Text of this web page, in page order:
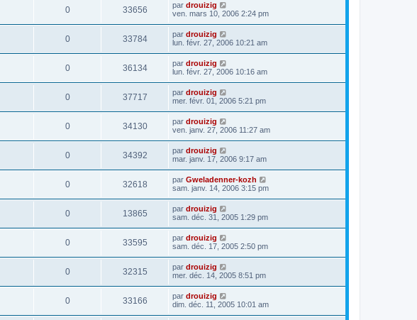
0 33656 par drouizig
ven. mars 10, 2006 2:24 pm
0 33784 par drouizig
lun. févr. 27, 2006 10:21 am
0 36134 par drouizig
lun. févr. 27, 2006 10:16 am
0 37717 par drouizig
mer. févr. 01, 2006 5:21 pm
0 34130 par drouizig
ven. janv. 27, 2006 11:27 am
0 34392 par drouizig
mar. janv. 17, 2006 9:17 am
0 32618 par Gweladenner-kozh
sam. janv. 14, 2006 3:15 pm
0 13865 par drouizig
sam. déc. 31, 2005 1:29 pm
0 33595 par drouizig
sam. déc. 17, 2005 2:50 pm
0 32315 par drouizig
mer. déc. 14, 2005 8:51 pm
0 33166 par drouizig
dim. déc. 11, 2005 10:01 am